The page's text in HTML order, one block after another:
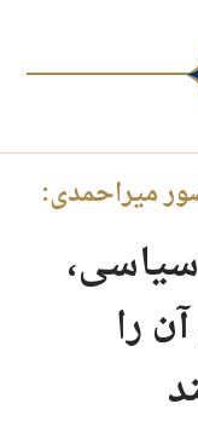
میراحمدی:
را